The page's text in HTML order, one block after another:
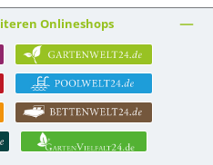
Onlineshops